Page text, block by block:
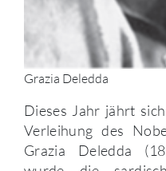
Grazia Deledda
Dieses Jahr jährt
Verleihung des
Grazia Deledda